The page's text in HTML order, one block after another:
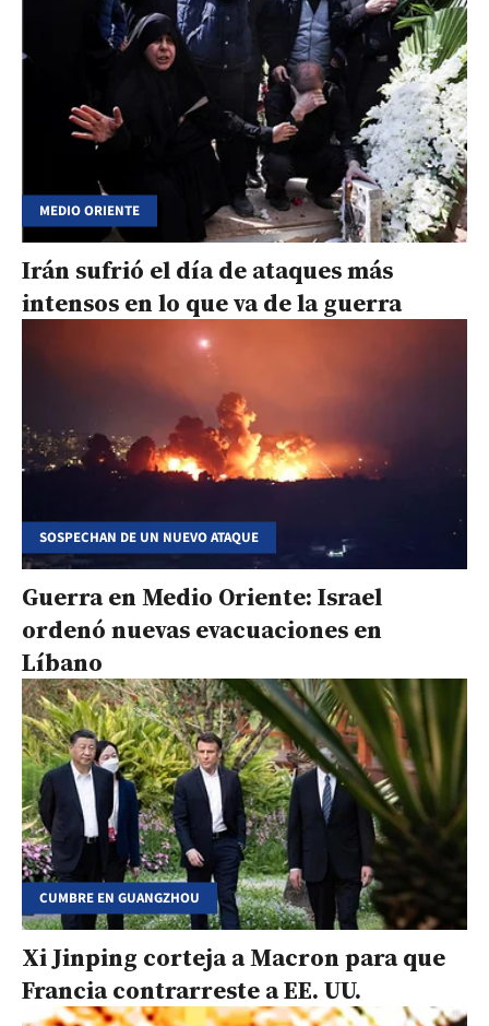
MEDIO ORIENTE
Irán sufrió el día de ataques más
intensos en lo que va de la guerra
SOSPECHAN DE UN NUEVO ATAQUE
Guerra en Medio Oriente: Israel
ordenó nuevas evacuaciones en
Líbano
CUMBRE EN GUANGZHOU
Xi Jinping corteja a Macron para que
Francia contrarreste a EE. UU.